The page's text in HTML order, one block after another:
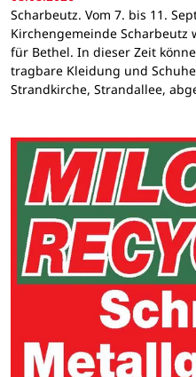
Scharbeutz. Vom 7. bis 11.
Kirchengemeinde
für Bethel. In dieser Zeit
tragbare Kleidung und
Strandkirche, Strandallee,